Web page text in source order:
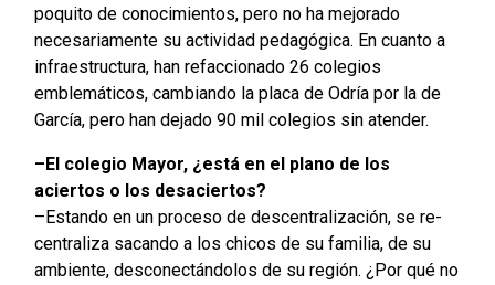
poquito de conocimientos, pero no ha mejorado
necesariamente su actividad pedagógica. En cuanto a
infraestructura, han refaccionado 26 colegios
emblemáticos, cambiando la placa de Odría por la de
García, pero han dejado 90 mil colegios sin atender.
–El colegio Mayor, ¿está en el plano de los
aciertos o los desaciertos?
–Estando en un proceso de descentralización, se re-
centraliza sacando a los chicos de su familia, de su
ambiente, desconectándolos de su región. ¿Por qué no